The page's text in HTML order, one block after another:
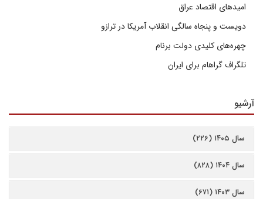
امیدهای اقتصاد عراق
دویست و پنجاه سالگی انقلاب آمریکا در ترازو
چهره‌های کلیدی دولت برنام
تلگراف گراهام برای ایران
آرشیو
سال ۱۴۰۵ (۲۲۶)
سال ۱۴۰۴ (۸۲۸)
سال ۱۴۰۳ (۶۷۱)